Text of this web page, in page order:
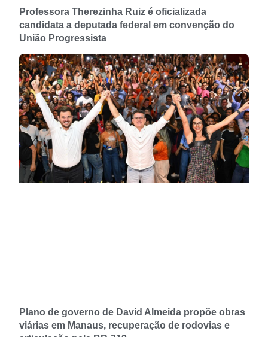
Professora Therezinha Ruiz é oficializada
candidata a deputada federal em convenção do
União Progressista
Plano de governo de David Almeida propõe obras
viárias em Manaus, recuperação de rodovias e